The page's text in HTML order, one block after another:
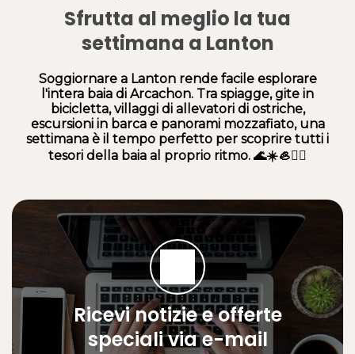
Sfrutta al meglio la tua
settimana a Lanton
Soggiornare a Lanton rende facile esplorare
l'intera baia di Arcachon. Tra spiagge, gite in
bicicletta, villaggi di allevatori di ostriche,
escursioni in barca e panorami mozzafiato, una
settimana è il tempo perfetto per scoprire tutti i
tesori della baia al proprio ritmo. 🌊☀️🦪🚴‍♂️
Ricevi notizie e offerte
speciali via e-mail